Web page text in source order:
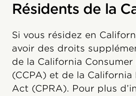
Résidents de la
Si vous résidez en
avoir des droits
de la California
(CCPA) et de la
Act (CPRA). Pour plus